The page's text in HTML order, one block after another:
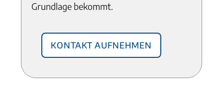
Grundlage bekommt.
Kontakt aufnehmen